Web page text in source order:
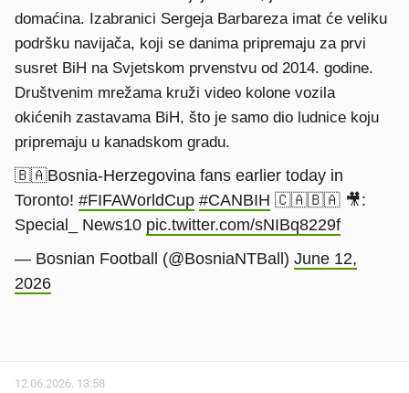
domaćina. Izabranici Sergeja Barbareza imat će veliku
podršku navijača, koji se danima pripremaju za prvi
susret BiH na Svjetskom prvenstvu od 2014. godine.
Društvenim mrežama kruži video kolone vozila
okićenih zastavama BiH, što je samo dio ludnice koju
pripremaju u kanadskom gradu.
🇧🇦Bosnia-Herzegovina fans earlier today in
Toronto! #FIFAWorldCup #CANBIH 🇨🇦🇧🇦 🎥:
Special_ News10 pic.twitter.com/sNIBq8229f
— Bosnian Football (@BosniaNTBall) June 12,
2026
12.06.2026. 13:58